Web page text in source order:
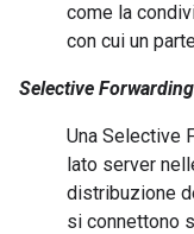
come la
con cui un
Selective
Una Selective
lato server
distribuzione
si connettono